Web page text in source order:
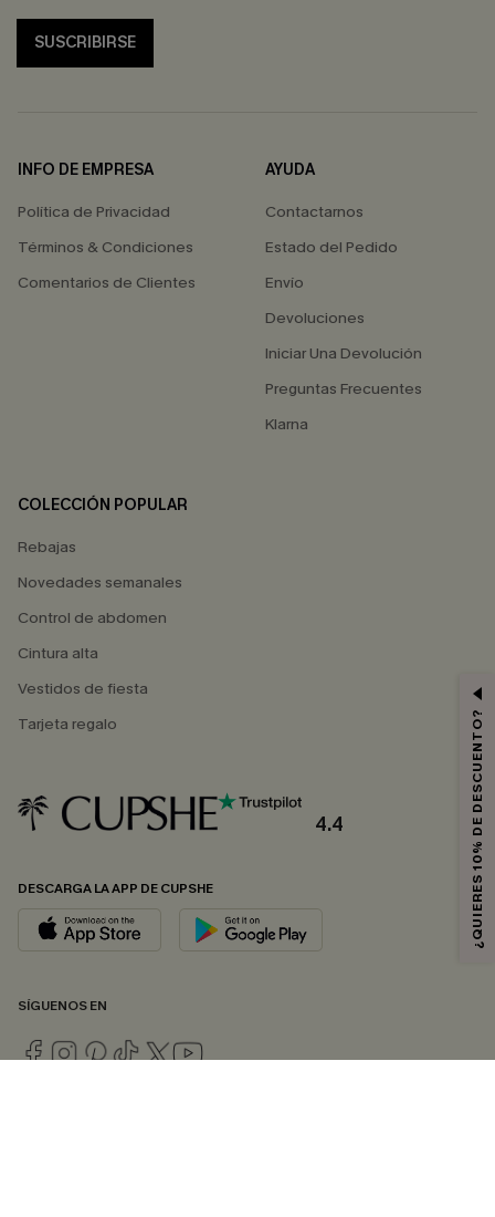
SUSCRIBIRSE
INFO DE EMPRESA
Política de Privacidad
Términos & Condiciones
Comentarios de Clientes
AYUDA
Contactarnos
Estado del Pedido
Envío
Devoluciones
Iniciar Una Devolución
Preguntas Frecuentes
Klarna
COLECCIÓN POPULAR
Rebajas
Novedades semanales
Control de abdomen
Cintura alta
Vestidos de fiesta
Tarjeta regalo
4.4
DESCARGA LA APP DE CUPSHE
SÍGUENOS EN
¿QUIERES 10% DE DESCUENTO?